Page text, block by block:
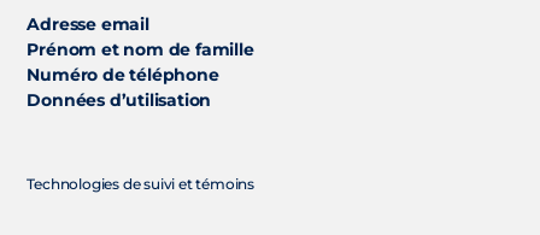
Adresse email
Prénom et nom de famille
Numéro de téléphone
Données d’utilisation
Technologies de suivi et témoins